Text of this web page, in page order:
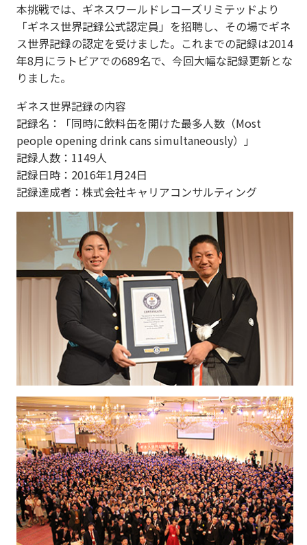
本挑戦では、ギネスワールドレコーズリミテッドより
「ギネス世界記録公式認定員」を招聘し、その場でギネ
ス世界記録の認定を受けました。これまでの記録は2014
年8月にラトビアでの689名で、今回大幅な記録更新とな
りました。
ギネス世界記録の内容
記録名：「同時に飲料缶を開けた最多人数（Most
people opening drink cans simultaneously）」
記録人数：1149人
記録日時：2016年1月24日
記録達成者：株式会社キャリアコンサルティング